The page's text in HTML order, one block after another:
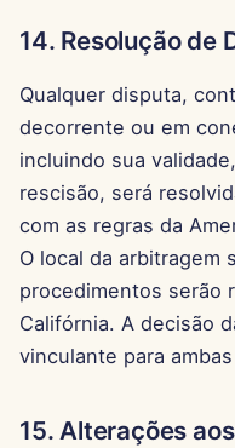
14. Resolução de
Qualquer disputa,
decorrente ou em
incluindo sua
rescisão, será
com as regras da
O local da arbitragem
procedimentos serão
Califórnia. A decisão
vinculante para
15. Alterações